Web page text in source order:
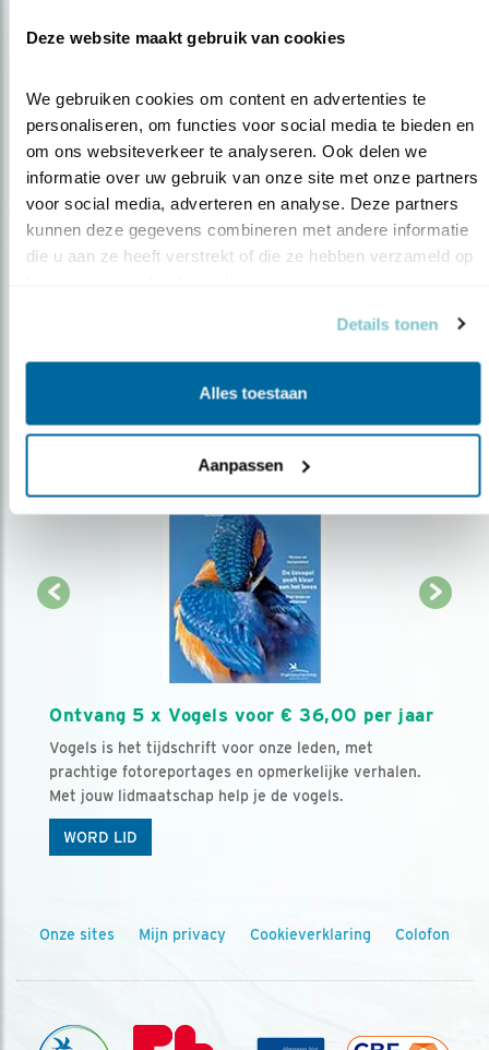
Deze website maakt gebruik van cookies
We gebruiken cookies om content en advertenties te
personaliseren, om functies voor social media te bieden en
om ons websiteverkeer te analyseren. Ook delen we
informatie over uw gebruik van onze site met onze partners
voor social media, adverteren en analyse. Deze partners
kunnen deze gegevens combineren met andere informatie
die u aan ze heeft verstrekt of die ze hebben verzameld op
Details tonen
Alles toestaan
Aanpassen
Op de hoogte blijven?
Meld je aan en ontvang nieuws, inspiratie, acties en tips
over vogels en activiteiten van Vogelbescherming.
Ontvang 5 x Vogels voor € 36,00 per jaar
Vogels is het tijdschrift voor onze leden, met
prachtige fotoreportages en opmerkelijke verhalen.
Met jouw lidmaatschap help je de vogels.
WORD LID
Onze sites Mijn privacy Cookieverklaring Colofon